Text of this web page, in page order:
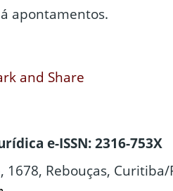
apontamentos.
e-ISSN: 2316-753X
1678, Rebouças, Curitiba/